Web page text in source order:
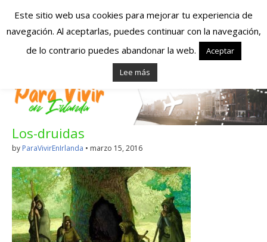
Españoles en
Irlanda – Vivir en
Irlanda – Trabajo
en Irlanda –
Alojamiento en
Irlanda
Blog dedicado a los que viven, estudian y trabajan en
Irlanda!
Los-druidas
by ParaVivirEnIrlanda • marzo 15, 2016
Este sitio web usa cookies para mejorar tu experiencia de
navegación. Al aceptarlas, puedes continuar con la navegación,
de lo contrario puedes abandonar la web.
Aceptar
Lee más